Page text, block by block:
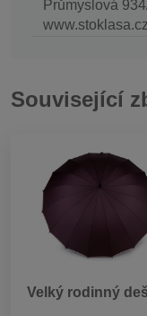
Průmyslová
Související
Velký rodinný